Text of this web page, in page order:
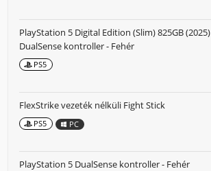
PlayStation 5 Digital Edition (Slim) 825GB
DualSense kontroller - Fehér
PS5
FlexStrike vezeték nélküli Fight Stick
PS5 PC
PlayStation 5 DualSense kontroller - Fehér